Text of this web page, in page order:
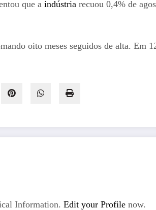
que aindústria recuou 0,4% de
oito meses seguidos de alta. Em
Information.Edit your Profile now.